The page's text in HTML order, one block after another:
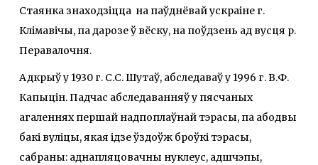
Стаянка знаходзіцца на паўднёвай ускраіне г.
Клімавічы, па дарозе ў вёску, на поўдзень ад вусця р.
Перавалочня.
Адкрыў у 1930 г. С.С. Шутаў, абследаваў у 1996 г. В.Ф.
Капыцін. Падчас абследаванняў у пясчаных
агаленнях першай надпоплаўнай тэрасы, па абодвы
бакі вуліцы, якая ідзе ўздоўж броўкі тэрасы,
сабраны: аднапляцовачны нуклеус, адшчэпы,